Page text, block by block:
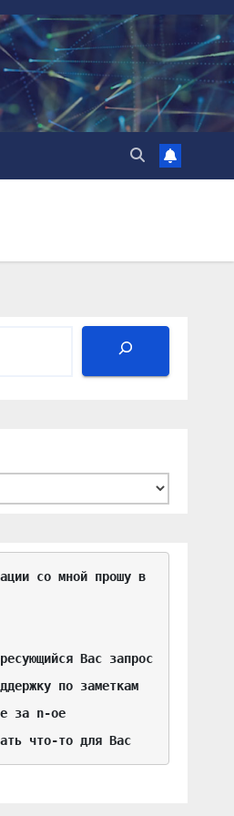
что-то для Вас